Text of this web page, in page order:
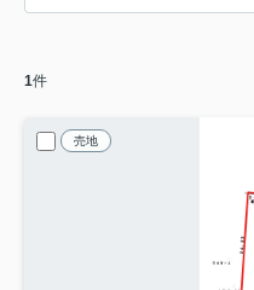
1件
売地